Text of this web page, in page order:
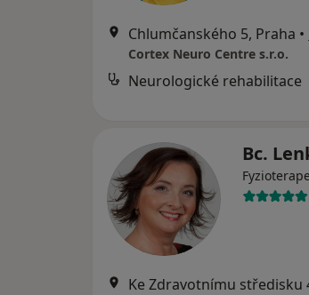
Chlumčanského 5, Praha •
Cortex Neuro Centre s.r.o.
Neurologické rehabilitace
Bc.
Ke Zdravotnímu středisku